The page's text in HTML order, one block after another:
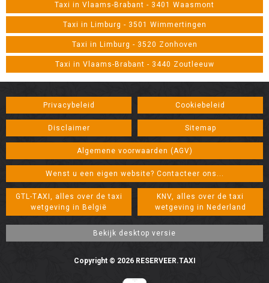
Taxi in Vlaams-Brabant - 3401 Waasmont
Taxi in Limburg - 3501 Wimmertingen
Taxi in Limburg - 3520 Zonhoven
Taxi in Vlaams-Brabant - 3440 Zoutleeuw
Privacybeleid Cookiebeleid
Disclaimer Sitemap
Algemene voorwaarden (AGV)
Wenst u een eigen website? Contacteer ons...
GTL-TAXI, alles over de taxi
wetgeving in België
KNV, alles over de taxi
wetgeving in Nederland
Copyright © 2026 RESERVEER.TAXI